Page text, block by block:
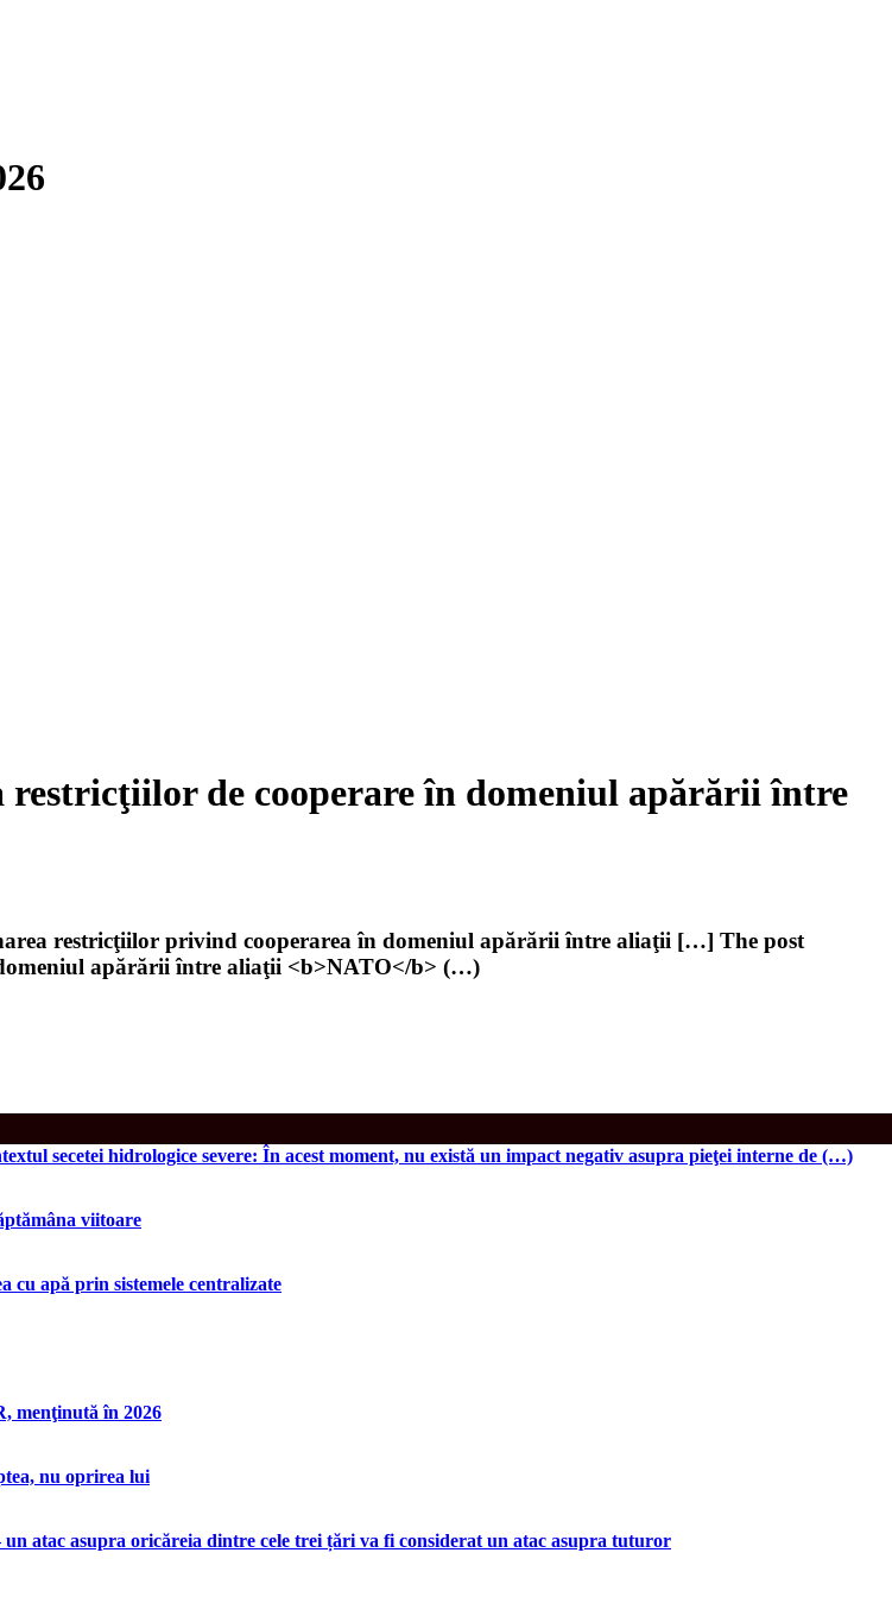
restricţiilor de cooperare în domeniul apărării între
restricţiilor privind cooperarea în domeniul apărării între aliaţii […] The post
apărării între aliaţii <b>NATO</b> (…)
secetei hidrologice severe: În acest moment, nu există un impact negativ asupra pieţei interne de (…)
viitoare
cu apă prin sistemele centralizate
menţinută în 2026
nu oprirea lui
atac asupra oricăreia dintre cele trei țări va fi considerat un atac asupra tuturor